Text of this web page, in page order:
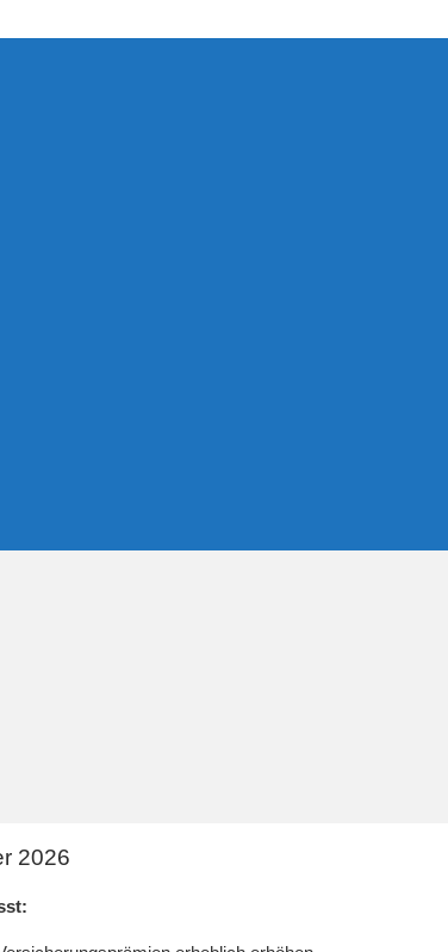
2026